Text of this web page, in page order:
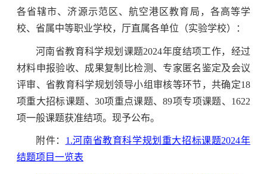
各省辖市、济源示范区、航空港区教育局，各高等学
校、省属中等职业学校，厅直属各单位（实验学校）：
河南省教育科学规划课题2024年度结项工作，经过
材料申报验收、成果复制比检测、专家匿名鉴定及会议
评审、省教育科学规划领导小组审核等环节，共确定18
项重大招标课题、30项重点课题、89项专项课题、1622
项一般课题获准结项。现予公布。
附件： 1.河南省教育科学规划重大招标课题2024年
结题项目一览表